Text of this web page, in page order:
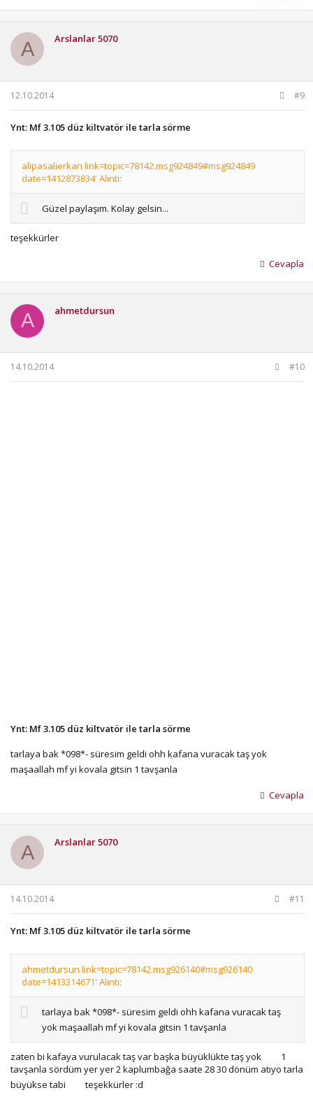
A Arslanlar 5070
12.10.2014 #9
Ynt: Mf 3.105 düz kiltvatör ile tarla sörme
alipasalierkan link=topic=78142.msg924849#msg924849
date=1412873834' Alıntı:
Güzel paylaşım. Kolay gelsin...
teşekkürler
Cevapla
A ahmetdursun
14.10.2014 #10
Ynt: Mf 3.105 düz kiltvatör ile tarla sörme
tarlaya bak *098*- süresim geldi ohh kafana vuracak taş yok
maşaallah mf yi kovala gitsin 1 tavşanla
Cevapla
A Arslanlar 5070
14.10.2014 #11
Ynt: Mf 3.105 düz kiltvatör ile tarla sörme
ahmetdursun link=topic=78142.msg926140#msg926140
date=1413314671' Alıntı:
tarlaya bak *098*- süresim geldi ohh kafana vuracak taş
yok maşaallah mf yi kovala gitsin 1 tavşanla
zaten bi kafaya vurulacak taş var başka büyüklükte taş yok
1
tavşanla sördüm yer yer 2 kaplumbağa saate 28 30 dönüm atıyo tarla
büyükse tabi
teşekkürler :d